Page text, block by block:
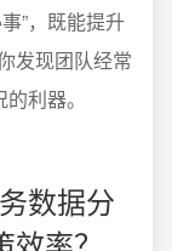
”，既能提升
发现团队经常
利器。
数据分